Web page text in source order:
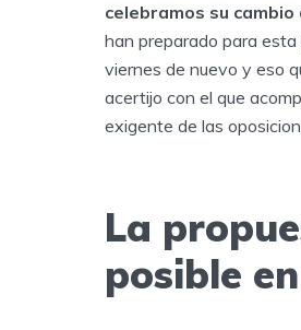
celebramos su
han preparado para esta
viernes de nuevo y eso
acertijo con el que
exigente de las
La
posible